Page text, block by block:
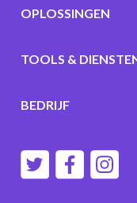
OPLOSSINGEN
TOOLS &
BEDRIJF